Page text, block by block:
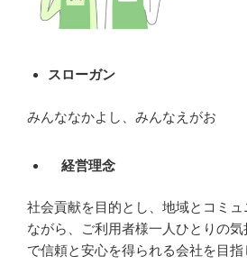
スローガン
みんななかよし、みんなえがお
経営理念
社会貢献を目的とし、地域とコミュ
ながら、ご利用者様一人ひとりの
で信頼と安心を得られる会社を目指